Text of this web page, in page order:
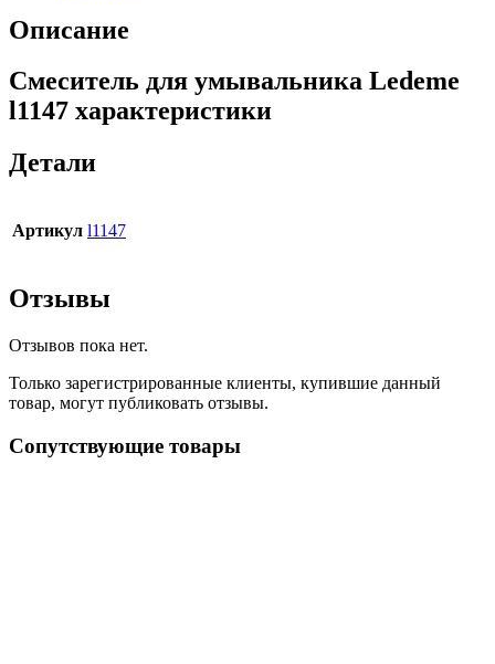
Описание
Смеситель для умывальника Ledeme
l1147 характеристики
Детали
Артикул l1147
Отзывы
Отзывов пока нет.
Только зарегистрированные клиенты, купившие данный
товар, могут публиковать отзывы.
Сопутствующие товары